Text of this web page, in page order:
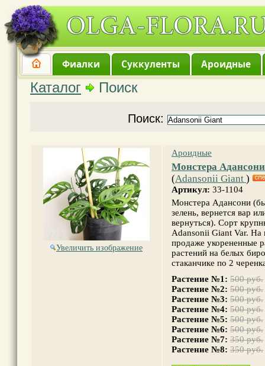
Фиалки Суккуленты Ароидные
Каталог Поиск
Поиск:
Увеличить изображение
Ароидные
Монстера
(Adansonii Giant )
Артикул: 33-1104
Монстера Адансони
зелень, вернется вар
вернуться). Сорт
Adansonii Giant Var. На
продаже укорененные
растений на белых
стаканчике по 2
Растение №1: 500 руб.
Растение №2: 500 руб.
Растение №3: 500 руб.
Растение №4: 500 руб.
Растение №5: 500 руб.
Растение №6: 500 руб.
Растение №7: 350 руб.
Растение №8: 350 руб.